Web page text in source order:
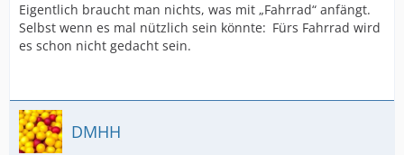
Eigentlich braucht man nichts, was mit „Fahrrad“ anfängt.
Selbst wenn es mal nützlich sein könnte: Fürs Fahrrad wird
es schon nicht gedacht sein.
DMHH